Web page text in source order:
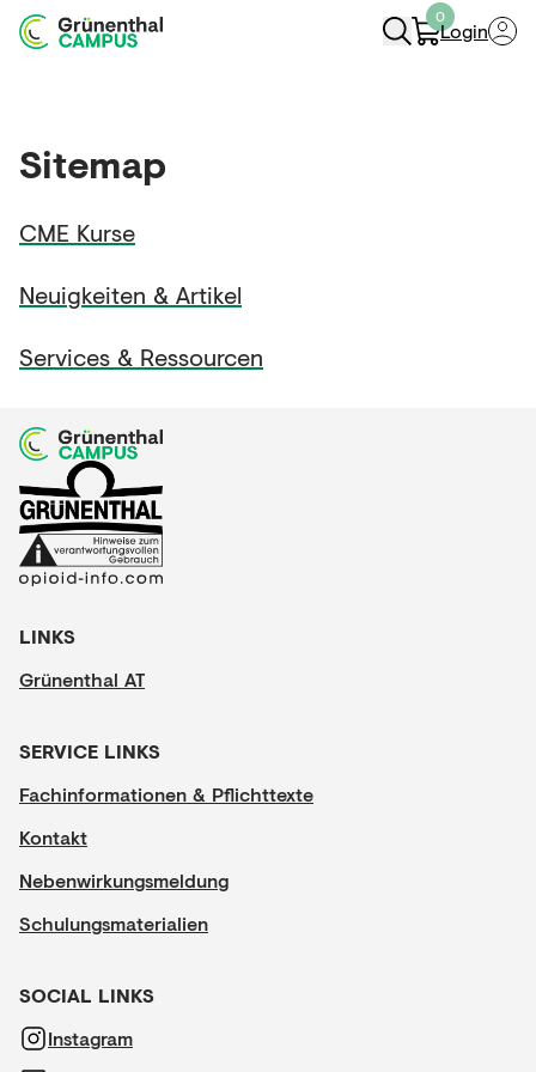
0
Login
Sitemap
CME Kurse
Neuigkeiten & Artikel
Services & Ressourcen
LINKS
Grünenthal AT
SERVICE LINKS
Fachinformationen & Pflichttexte
Kontakt
Nebenwirkungsmeldung
Schulungsmaterialien
SOCIAL LINKS
Instagram